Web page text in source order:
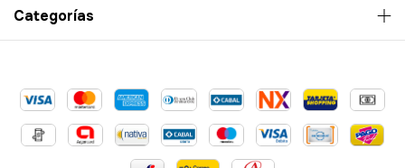
Categorías